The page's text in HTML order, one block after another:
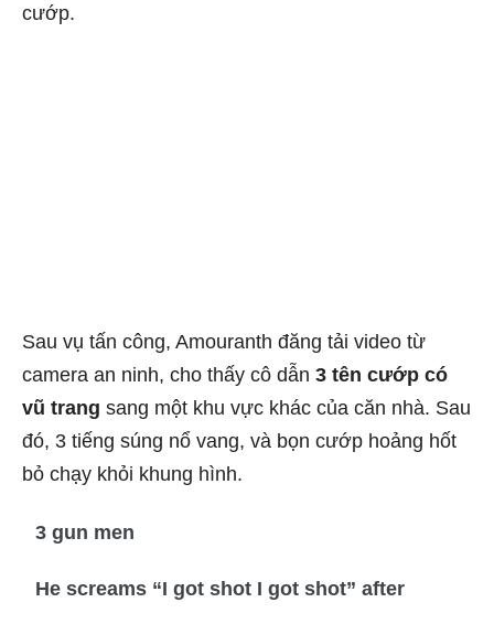
cướp.
Sau vụ tấn công, Amouranth đăng tải video từ
camera an ninh, cho thấy cô dẫn 3 tên cướp có
vũ trang sang một khu vực khác của căn nhà. Sau
đó, 3 tiếng súng nổ vang, và bọn cướp hoảng hốt
bỏ chạy khỏi khung hình.
3 gun men
He screams “I got shot I got shot” after